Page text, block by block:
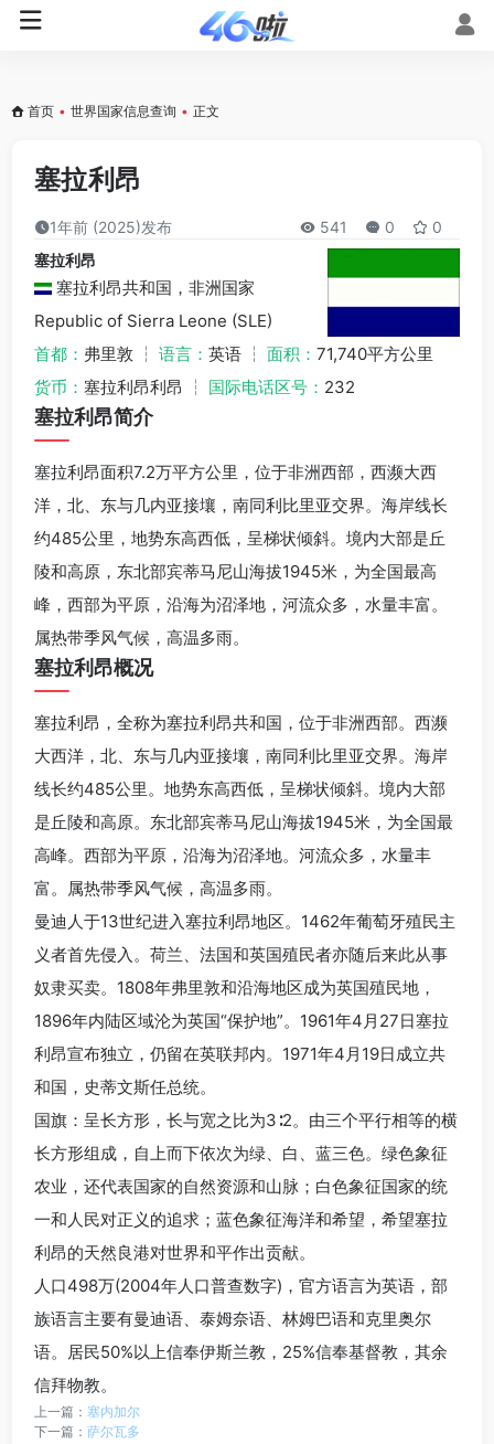
首页 • 世界国家信息查询 • 正文
塞拉利昂
1年前 (2025)发布 541 0
0
塞拉利昂
塞拉利昂共和国，非洲国家
Republic of Sierra Leone (SLE)
首都： 弗里敦 ┆ 语言： 英语 ┆ 面积： 71,740平方公里
货币： 塞拉利昂利昂 ┆ 国际电话区号： 232
塞拉利昂简介
塞拉利昂面积7.2万平方公里，位于非洲西部，西濒大西
洋，北、东与几内亚接壤，南同利比里亚交界。海岸线长
约485公里，地势东高西低，呈梯状倾斜。境内大部是丘
陵和高原，东北部宾蒂马尼山海拔1945米，为全国最高
峰，西部为平原，沿海为沼泽地，河流众多，水量丰富。
属热带季风气候，高温多雨。
塞拉利昂概况
塞拉利昂，全称为塞拉利昂共和国，位于非洲西部。西濒
大西洋，北、东与几内亚接壤，南同利比里亚交界。海岸
线长约485公里。地势东高西低，呈梯状倾斜。境内大部
是丘陵和高原。东北部宾蒂马尼山海拔1945米，为全国最
高峰。西部为平原，沿海为沼泽地。河流众多，水量丰
富。属热带季风气候，高温多雨。
曼迪人于13世纪进入塞拉利昂地区。1462年葡萄牙殖民主
义者首先侵入。荷兰、法国和英国殖民者亦随后来此从事
奴隶买卖。1808年弗里敦和沿海地区成为英国殖民地，
1896年内陆区域沦为英国“保护地”。1961年4月27日塞拉
利昂宣布独立，仍留在英联邦内。1971年4月19日成立共
和国，史蒂文斯任总统。
国旗：呈长方形，长与宽之比为3∶2。由三个平行相等的横
长方形组成，自上而下依次为绿、白、蓝三色。绿色象征
农业，还代表国家的自然资源和山脉；白色象征国家的统
一和人民对正义的追求；蓝色象征海洋和希望，希望塞拉
利昂的天然良港对世界和平作出贡献。
人口498万(2004年人口普查数字)，官方语言为英语，部
族语言主要有曼迪语、泰姆奈语、林姆巴语和克里奥尔
语。居民50%以上信奉伊斯兰教，25%信奉基督教，其余
信拜物教。
上一篇： 塞内加尔
下一篇： 萨尔瓦多